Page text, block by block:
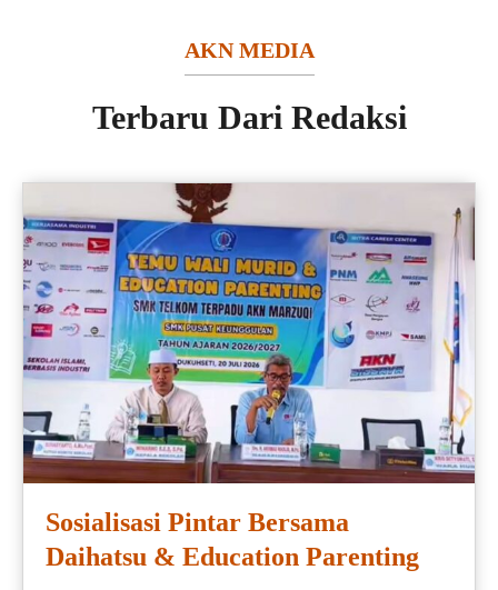
AKN MEDIA
Terbaru Dari Redaksi
Sosialisasi Pintar Bersama
Daihatsu & Education Parenting